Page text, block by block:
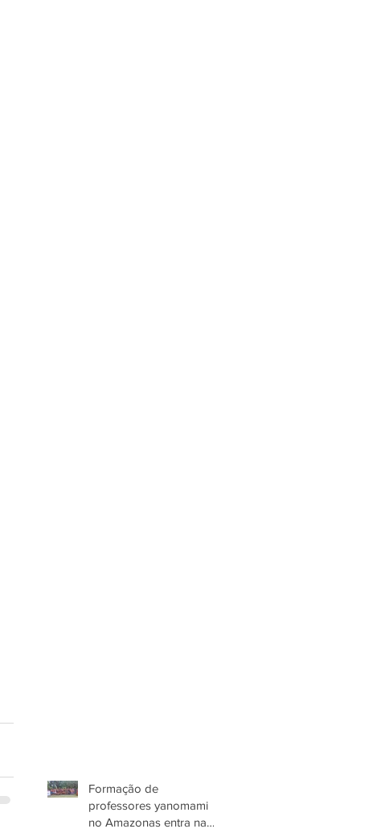
Formação de
professores yanomami
no Amazonas entra na